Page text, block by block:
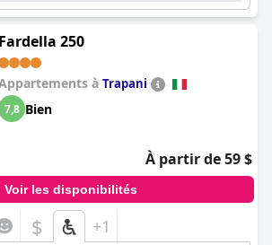
Fardella 250
à Trapani
7,8 Bien
À partir de 59 $
Voir les disponibilités
$ +1